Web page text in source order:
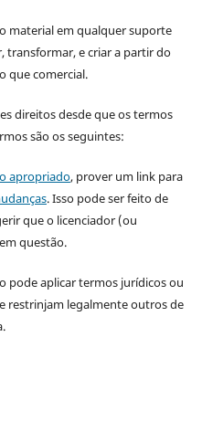
material em qualquer suporte
e criar a partir do
que comercial.
direitos desde que os termos
são os seguintes:
apropriado, prover um link para
. Isso pode ser feito de
que o licenciador (ou
questão.
pode aplicar termos jurídicos ou
restrinjam legalmente outros de